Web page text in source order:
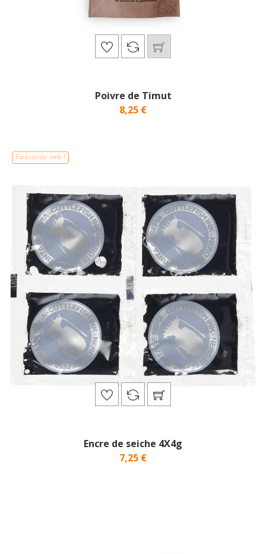
Poivre de Timut
8,25 €
Exclusivité web !
Encre de seiche 4X4g
7,25 €